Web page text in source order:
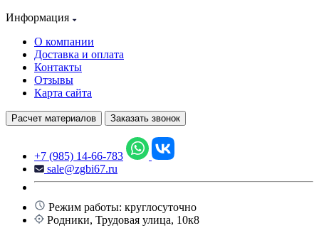
Информация
О компании
Доставка и оплата
Контакты
Отзывы
Карта сайта
Расчет материалов Заказать звонок
+7 (985) 14-66-783
sale@zgbi67.ru
Режим работы: круглосуточно
Родники, Трудовая улица, 10к8